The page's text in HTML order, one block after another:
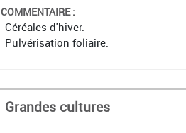
COMMENTAIRE :
Céréales d'hiver.
Pulvérisation foliaire.
Grandes cultures